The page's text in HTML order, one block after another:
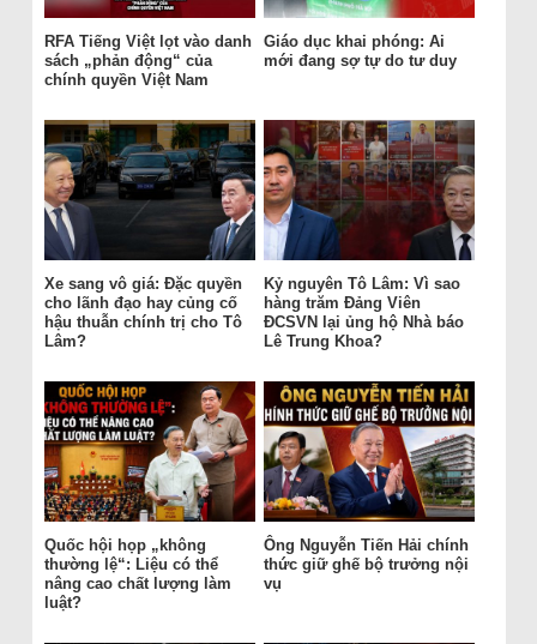
RFA Tiếng Việt lọt vào danh
sách „phản động“ của
chính quyền Việt Nam
Giáo dục khai phóng: Ai
mới đang sợ tự do tư duy
Xe sang vô giá: Đặc quyền
cho lãnh đạo hay củng cố
hậu thuẫn chính trị cho Tô
Lâm?
Kỷ nguyên Tô Lâm: Vì sao
hàng trăm Đảng Viên
ĐCSVN lại ủng hộ Nhà báo
Lê Trung Khoa?
Quốc hội họp „không
thường lệ“: Liệu có thể
nâng cao chất lượng làm
luật?
Ông Nguyễn Tiến Hải chính
thức giữ ghế bộ trưởng nội
vụ